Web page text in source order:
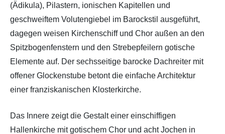
(Ädikula), Pilastern, ionischen Kapitellen und
geschweiftem Volutengiebel im Barockstil ausgeführt,
dagegen weisen Kirchenschiff und Chor außen an den
Spitzbogenfenstern und den Strebepfeilern gotische
Elemente auf. Der sechsseitige barocke Dachreiter mit
offener Glockenstube betont die einfache Architektur
einer franziskanischen Klosterkirche.
Das Innere zeigt die Gestalt einer einschiffigen
Hallenkirche mit gotischem Chor und acht Jochen in